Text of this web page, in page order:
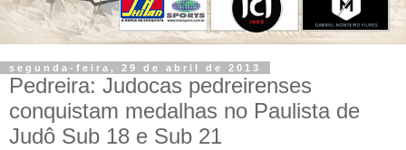
segunda-feira, 29 de abril de 2013
Pedreira: Judocas pedreirenses
conquistam medalhas no Paulista de
Judô Sub 18 e Sub 21